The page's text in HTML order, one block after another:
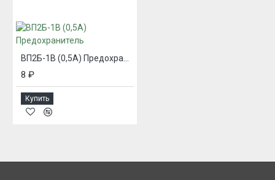
ВП2Б-1В (0,5А) Предохранитель
8 ₽
Купить